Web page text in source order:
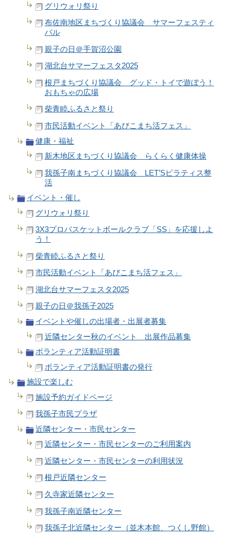
グリウォリ祭り
布佐南地区まちづくり協議会 サマーフェスティ
バル
親子の日＠手賀沼公園
湖北台サマーフェスタ2025
根戸まちづくり協議会 グッド・トイで遊ぼう！
おもちゃの広場
柴青睦ふるさと祭り
市民活動イベント「あびこまち活フェス」
健康・福祉
新木地区まちづくり協議会 らくらく健康体操
我孫子南まちづくり協議会 LET’Sピラティス整
活
イベント・催し
グリウォリ祭り
3X3プロバスケットボールクラブ「SS」を応援しよ
う！
柴青睦ふるさと祭り
市民活動イベント「あびこまち活フェス」
湖北台サマーフェスタ2025
親子の日＠我孫子2025
イベントや催しの出場者・出展者募集
近隣センター秋のイベント 出展作品募集
ボランティア活動証明書
ボランティア活動証明書の発行
施設で楽しむ
施設予約ガイドページ
我孫子市民プラザ
近隣センター・市民センター
近隣センター・市民センターのご利用案内
近隣センター・市民センターの利用状況
根戸近隣センター
久寺家近隣センター
我孫子南近隣センター
我孫子北近隣センター（並木本館、つくし野館）